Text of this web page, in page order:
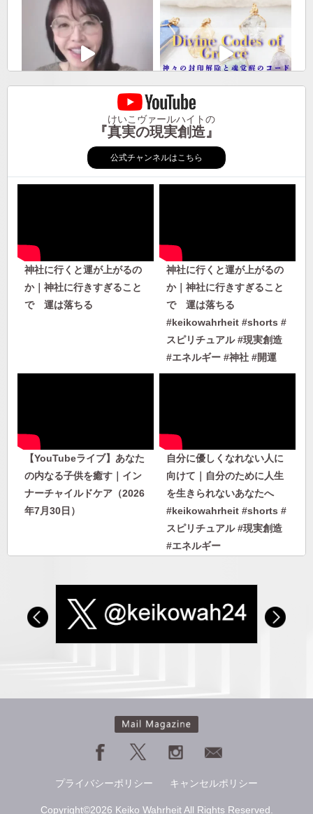
けいこヴァールハイトの
『真実の現実創造』
公式チャンネルはこちら
神社に行くと運が上がるの
か｜神社に行きすぎること
で 運は落ちる
神社に行くと運が上がるの
か｜神社に行きすぎること
で 運は落ちる
#keikowahrheit #shorts #
スピリチュアル #現実創造
#エネルギー #神社 #開運
【YouTubeライブ】あなた
の内なる子供を癒す｜イン
ナーチャイルドケア（2026
年7月30日）
自分に優しくなれない人に
向けて｜自分のために人生
を生きられないあなたへ
#keikowahrheit #shorts #
スピリチュアル #現実創造
#エネルギー
自分に優しくなれない人に
人から否定されないエネル
#keikowahrheit #shorts #
スピリチュアル #現実創造
#エネルギー
プライバシーポリシー キャンセルポリシー
Copyright©2026 Keiko Wahrheit All Rights Reserved.